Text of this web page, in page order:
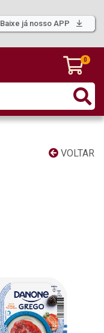
Baixe já nosso APP
0
VOLTAR